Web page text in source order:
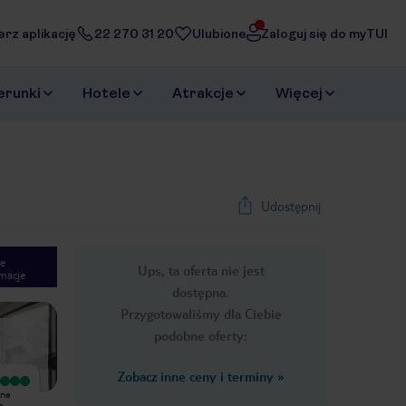
aplikację 22 270 31 20 Ulubione Zaloguj się do myTUI
Hotele Atrakcje Więcej
Udostępnij
Ups, ta oferta nie jest
dostępna.
Przygotowaliśmy dla Ciebie
podobne oferty:
Zobacz inne ceny i terminy »
Next slide
1/25